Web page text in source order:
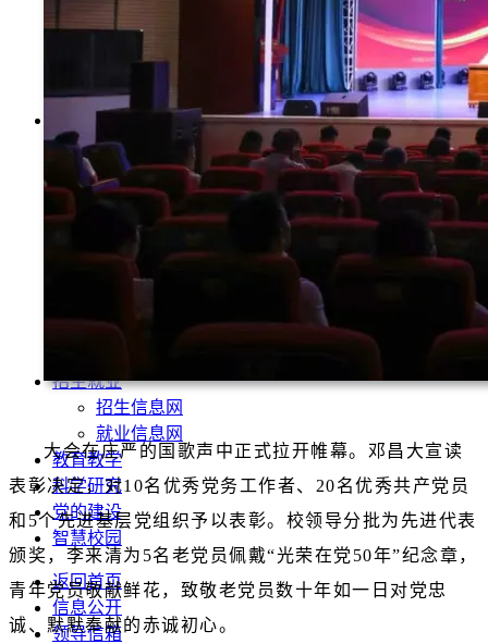
群团组织
附属单位
计量检测与自动化系
学前教育系
运动与健康管理系
数智技术与传播系
现代服务与管理系
马克思主义学院
美术与艺术设计系
招生就业
招生信息网
就业信息网
教育教学
科学研究
党的建设
智慧校园
返回首页
信息公开
领导信箱
大会在庄严的国歌声中正式拉开帷幕。邓昌大宣读
表彰决定，对10名优秀党务工作者、20名优秀共产党员
和5个先进基层党组织予以表彰。校领导分批为先进代表
颁奖，李来清为5名老党员佩戴“光荣在党50年”纪念章，
青年党员敬献鲜花，致敬老党员数十年如一日对党忠
诚、默默奉献的赤诚初心。